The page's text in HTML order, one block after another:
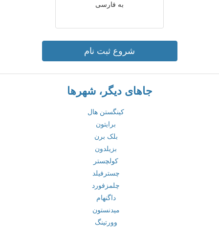
به فارسی
شروع ثبت نام
جاهای دیگر، شهرها
کینگستن هال
برایتون
بلک برن
بزیلدون
کولچستر
چسترفیلد
چلمزفورد
داگنهام
میدنستون
وورتینگ